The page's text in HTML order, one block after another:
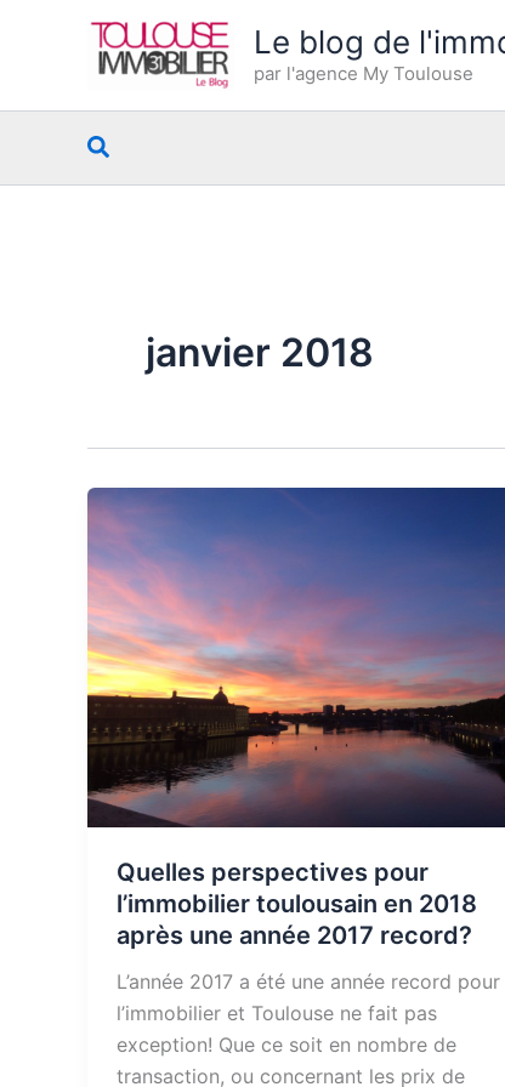
Le blog de
par l'agence My Toulouse
Rechercher
janvier 2018
Quelles perspectives pour
l’immobilier toulousain en 2018
après une année 2017 record?
L’année 2017 a été une année record pour
l’immobilier et Toulouse ne fait pas
exception! Que ce soit en nombre de
transaction, ou concernant les prix de